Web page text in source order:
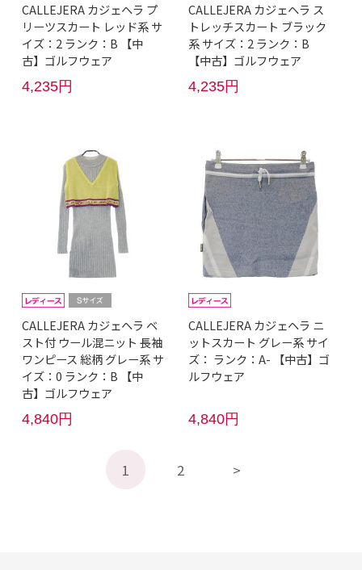
CALLEJERA カジェヘラ プ
リーツスカート レッド系 サ
イズ：2 ランク：B 【中
古】ゴルフウェア
4,235円
CALLEJERA カジェヘラ ス
トレッチスカート ブラック
系 サイズ：2 ランク：B
【中古】ゴルフウェア
4,235円
CALLEJERA カジェヘラ ベ
スト付 ウール混ニット 長袖
ワンピース 総柄 グレー系 サ
イズ：0 ランク：B 【中
古】ゴルフウェア
4,840円
CALLEJERA カジェヘラ ニ
ットスカート グレー系 サイ
ズ： ランク：A- 【中古】ゴ
ルフウェア
4,840円
1 2